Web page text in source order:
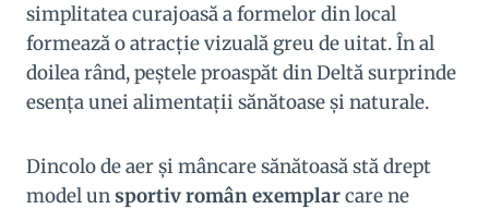
simplitatea curajoasă a formelor din local
formează o atracţie vizuală greu de uitat. În al
doilea rând, peştele proaspăt din Deltă surprinde
esenţa unei alimentaţii sănătoase şi naturale.
Dincolo de aer şi mâncare sănătoasă stă drept
model unsportiv român exemplarcare ne